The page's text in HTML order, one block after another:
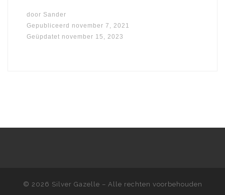
door Sander
Gepubliceerd november 7, 2021
Geüpdatet november 15, 2023
© 2026 Silver Gazelle – Alle rechten voorbehouden